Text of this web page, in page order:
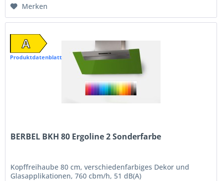
Merken
A
Produktdatenblatt
BERBEL BKH 80 Ergoline 2 Sonderfarbe
Kopffreihaube 80 cm, verschiedenfarbiges Dekor und
Glasapplikationen, 760 cbm/h, 51 dB(A)